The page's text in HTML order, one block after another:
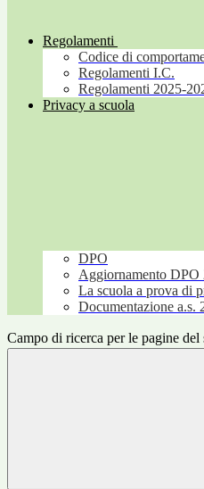
Regolamenti
Codice di
Regolamenti I.C.
Regolamenti 2025-
Privacy a scuola
DPO
Aggiornamento DPO
La scuola a prova di
Documentazione a.s.
Campo di ricerca per le pagine del